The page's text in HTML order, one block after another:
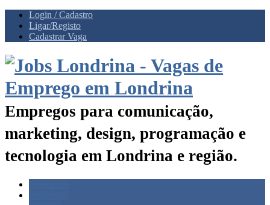
Login / Cadastro
Ligar/Registo
Cadastrar Vaga
Empregos para comunicação,
marketing, design, programação e
tecnologia em Londrina e região.